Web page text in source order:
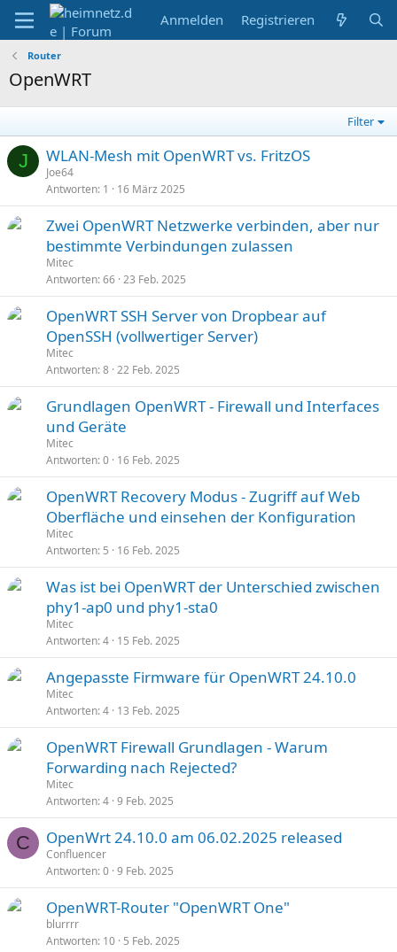
Anmelden Registrieren
Router
OpenWRT
Filter
J WLAN-Mesh mit OpenWRT vs. FritzOS
Joe64
Antworten 1 16 März 2025
Zwei OpenWRT Netzwerke verbinden, aber nur
bestimmte Verbindungen zulassen
Mitec
Antworten 66 23 Feb. 2025
OpenWRT SSH Server von Dropbear auf
OpenSSH (vollwertiger Server)
Mitec
Antworten 8 22 Feb. 2025
Grundlagen OpenWRT - Firewall und Interfaces
und Geräte
Mitec
Antworten 0 16 Feb. 2025
OpenWRT Recovery Modus - Zugriff auf Web
Oberfläche und einsehen der Konfiguration
Mitec
Antworten 5 16 Feb. 2025
Was ist bei OpenWRT der Unterschied zwischen
phy1-ap0 und phy1-sta0
Mitec
Antworten 4 15 Feb. 2025
Angepasste Firmware für OpenWRT 24.10.0
Mitec
Antworten 4 13 Feb. 2025
OpenWRT Firewall Grundlagen - Warum
Forwarding nach Rejected?
Mitec
Antworten 4 9 Feb. 2025
C OpenWrt 24.10.0 am 06.02.2025 released
Confluencer
Antworten 0 9 Feb. 2025
OpenWRT-Router "OpenWRT One"
blurrrr
Antworten 10 5 Feb. 2025